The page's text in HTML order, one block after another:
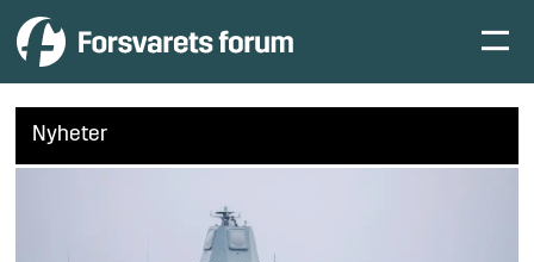
Nyheter